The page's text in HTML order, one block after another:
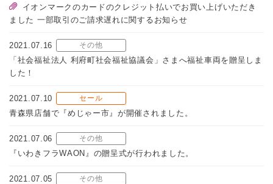
イオンマークのカードのクレジット払いでお買い上げいただき
ました 一部取引のご請求遅れに関するお知らせ
2021.07.16 その他
「社会福祉法人 利府町社会福祉協議会」さまへ福祉車両を贈呈しま
した！
2021.07.10 セール
青森県店舗で『めじゃー市』が開催されました。
2021.07.06 その他
『いわきフラWAON』の贈呈式が行われました。
2021.07.05 その他